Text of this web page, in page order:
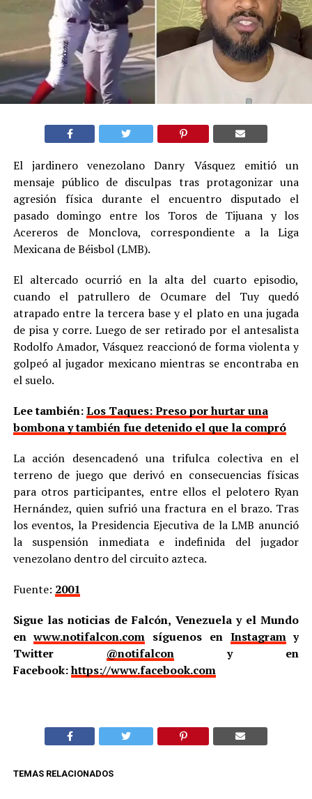
El jardinero venezolano Danry Vásquez emitió un
mensaje público de disculpas tras protagonizar una
agresión física durante el encuentro disputado el
pasado domingo entre los Toros de Tijuana y los
Acereros de Monclova, correspondiente a la Liga
Mexicana de Béisbol (LMB).
El altercado ocurrió en la alta del cuarto episodio,
cuando el patrullero de Ocumare del Tuy quedó
atrapado entre la tercera base y el plato en una jugada
de pisa y corre. Luego de ser retirado por el antesalista
Rodolfo Amador, Vásquez reaccionó de forma violenta y
golpeó al jugador mexicano mientras se encontraba en
el suelo.
Lee también:Los Taques: Preso por hurtar una
bombona y también fue detenido el que la compró
La acción desencadenó una trifulca colectiva en el
terreno de juego que derivó en consecuencias físicas
para otros participantes, entre ellos el pelotero Ryan
Hernández, quien sufrió una fractura en el brazo. Tras
los eventos, la Presidencia Ejecutiva de la LMB anunció
la suspensión inmediata e indefinida del jugador
venezolano dentro del circuito azteca.
Fuente: 2001
Sigue las noticias de Falcón, Venezuela y el Mundo
enwww.notifalcon.com síguenos en Instagramy
Twitter @notifalcony en
Facebook:https://www.facebook.com
TEMAS RELACIONADOS